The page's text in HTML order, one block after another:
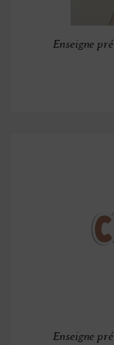
Enseigne
Enseigne